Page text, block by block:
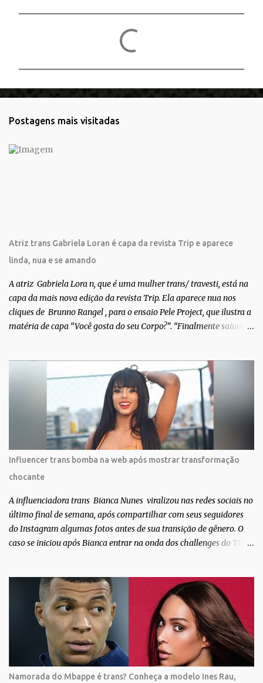
n
r
Postagens mais visitadas
Atriz trans Gabriela Loran é capa da revista Trip e aparece
linda, nua e se amando
A atriz Gabriela Lora n, que é uma mulher trans/ travesti, está na
capa da mais nova edição da revista Trip. Ela aparece nua nos
cliques de Brunno Rangel , para o ensaio Pele Project, que ilustra a
matéria de capa “Você gosta do seu Corpo?”. “Finalmente saiuuu!!!
convidarem para esse projeto incrível, que fala acima de tudo
sobre amor. Todo carinho do mundo para a Dri da Trip que foi a
ponte disso tudo”, escreveu Gabriela. Gabriela classificou a capa
como linda e a matéria que envolvem 180 histórias (e corpos nus)
de gente que se apaixonou pela própria pele – como
extraordinária. O Pele Projetc tem como objetivo fotografar e
expor uma diversidade de corpos nus, ressaltando a beleza das
especificidades físicas. A atriz se tornou nacionalmente conhecida
após fazer uma participação especial na novela teen Malhação, da
TV Globo. Na trama, ela inte...
Influencer trans bomba na web após mostrar transformação
chocante
A influenciadora trans Bianca Nunes viralizou nas redes sociais no
último final de semana, após compartilhar com seus seguidores
do Instagram algumas fotos antes de sua transição de gênero. O
caso se iniciou após Bianca entrar na onda dos challenges do Tik
Bianca aparece ainda muito jovem e usando roupas masculinas,
após algumas fotos diferentes, ela finalmente aparece usando um
biquíni fio dental, com cabelo longo e seios. Através do Instagram,
a morena desabafou como foi passar um período da sua vida no
exército brasileiro. Segundo Bianca, ela apenas se alistou como
uma forma de provar que sua identidade de gênero não seria algo
passageiro. “Me alistei no exército porque eu sempre ouvia muito;
Namorada do Mbappe é trans? Conheça a modelo Ines Rau,